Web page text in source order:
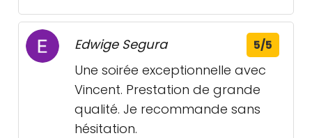
Edwige Segura 5/5
Une soirée exceptionnelle avec
Vincent. Prestation de grande
qualité. Je recommande sans
hésitation.